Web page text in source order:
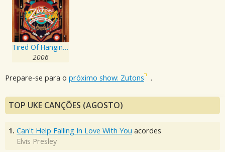
Tired Of Hanging Around
2006
Prepare-se para o próximo show: Zutons .
TOP UKE CANÇÕES (AGOSTO)
1. Can't Help Falling In Love With You acordes
Elvis Presley